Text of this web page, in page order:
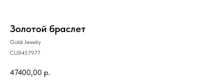
Золотой браслет
Goldi Jewelry
CU8457977
47400,00 р.